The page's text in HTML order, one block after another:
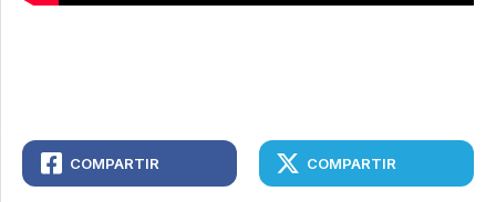
COMPARTIR COMPARTIR